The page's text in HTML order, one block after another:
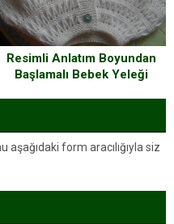
Resimli Anlatım Boyundan
Başlamalı Bebek Yeleği
aşağıdaki form aracılığıyla siz